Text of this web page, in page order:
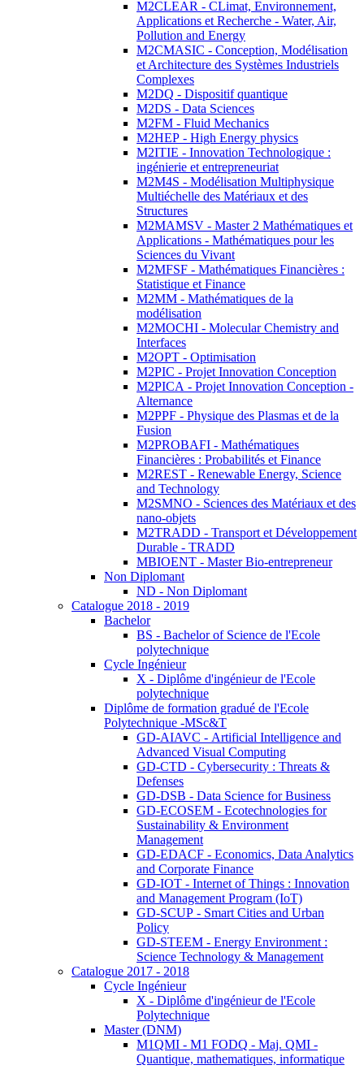
M2CLEAR - CLimat, Environnement,
Applications et Recherche - Water, Air,
Pollution and Energy
M2CMASIC - Conception, Modélisation
et Architecture des Systèmes Industriels
Complexes
M2DQ - Dispositif quantique
M2DS - Data Sciences
M2FM - Fluid Mechanics
M2HEP - High Energy physics
M2ITIE - Innovation Technologique :
ingénierie et entrepreneuriat
M2M4S - Modélisation Multiphysique
Multiéchelle des Matériaux et des
Structures
M2MAMSV - Master 2 Mathématiques et
Applications - Mathématiques pour les
Sciences du Vivant
M2MFSF - Mathématiques Financières :
Statistique et Finance
M2MM - Mathématiques de la
modélisation
M2MOCHI - Molecular Chemistry and
Interfaces
M2OPT - Optimisation
M2PIC - Projet Innovation Conception
M2PICA - Projet Innovation Conception -
Alternance
M2PPF - Physique des Plasmas et de la
Fusion
M2PROBAFI - Mathématiques
Financières : Probabilités et Finance
M2REST - Renewable Energy, Science
and Technology
M2SMNO - Sciences des Matériaux et des
nano-objets
M2TRADD - Transport et Développement
Durable - TRADD
MBIOENT - Master Bio-entrepreneur
Non Diplomant
ND - Non Diplomant
Catalogue 2018 - 2019
Bachelor
BS - Bachelor of Science de l'Ecole
polytechnique
Cycle Ingénieur
X - Diplôme d'ingénieur de l'Ecole
polytechnique
Diplôme de formation gradué de l'Ecole
Polytechnique -MSc&T
GD-AIAVC - Artificial Intelligence and
Advanced Visual Computing
GD-CTD - Cybersecurity : Threats &
Defenses
GD-DSB - Data Science for Business
GD-ECOSEM - Ecotechnologies for
Sustainability & Environment
Management
GD-EDACF - Economics, Data Analytics
and Corporate Finance
GD-IOT - Internet of Things : Innovation
and Management Program (IoT)
GD-SCUP - Smart Cities and Urban
Policy
GD-STEEM - Energy Environment :
Science Technology & Management
Catalogue 2017 - 2018
Cycle Ingénieur
X - Diplôme d'ingénieur de l'Ecole
Polytechnique
Master (DNM)
M1QMI - M1 FODQ - Maj. QMI -
Quantique, mathematiques, informatique